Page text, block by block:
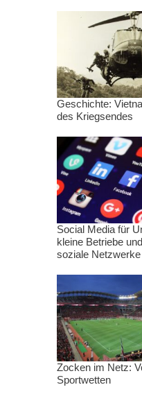
Geschichte:
des Kriegsendes
Social Media für
kleine Betriebe
soziale
Zocken im Netz:
Sportwetten